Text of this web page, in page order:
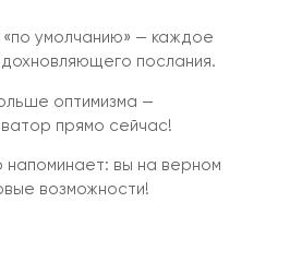
«по умолчанию» — каждое
послания.
оптимизма —
прямо сейчас!
напоминает: вы на верном
возможности!